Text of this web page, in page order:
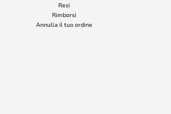
Resi
Rimborsi
Annulla il tuo ordine